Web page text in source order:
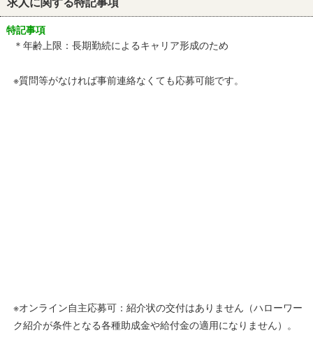
求人に関する特記事項
特記事項
＊年齢上限：長期勤続によるキャリア形成のため
※質問等がなければ事前連絡なくても応募可能です。
※オンライン自主応募可：紹介状の交付はありません（ハローワー
ク紹介が条件となる各種助成金や給付金の適用になりません）。